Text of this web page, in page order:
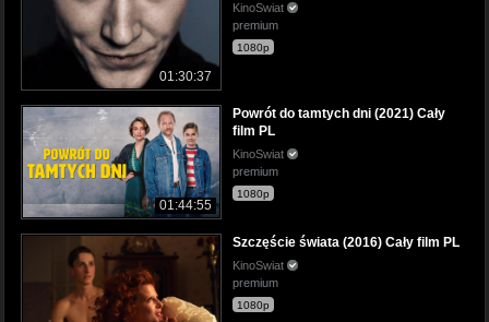
01:30:37
KinoSwiat
premium
1080p
01:44:55
Powrót do tamtych dni (2021) Cały
film PL
KinoSwiat
premium
1080p
Szczęście świata (2016) Cały film PL
KinoSwiat
premium
1080p